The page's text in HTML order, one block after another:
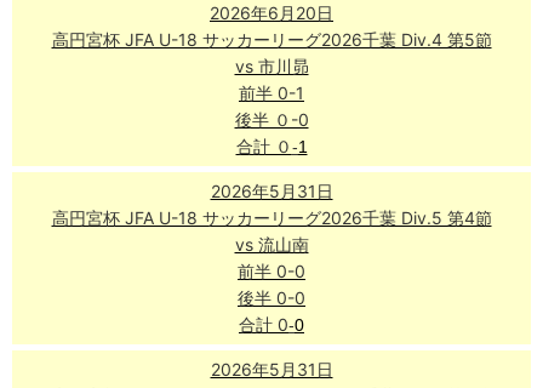
2026年6月20日
高円宮杯 JFA U-18 サッカーリーグ2026千葉 Div.4 第5節
vs 市川昴
前半 0-1
後半 ０-0
合計 ０-1
2026年5月31日
高円宮杯 JFA U-18 サッカーリーグ2026千葉 Div.5 第4節
vs 流山南
前半 0-0
後半 0-0
合計 0-0
2026年5月31日